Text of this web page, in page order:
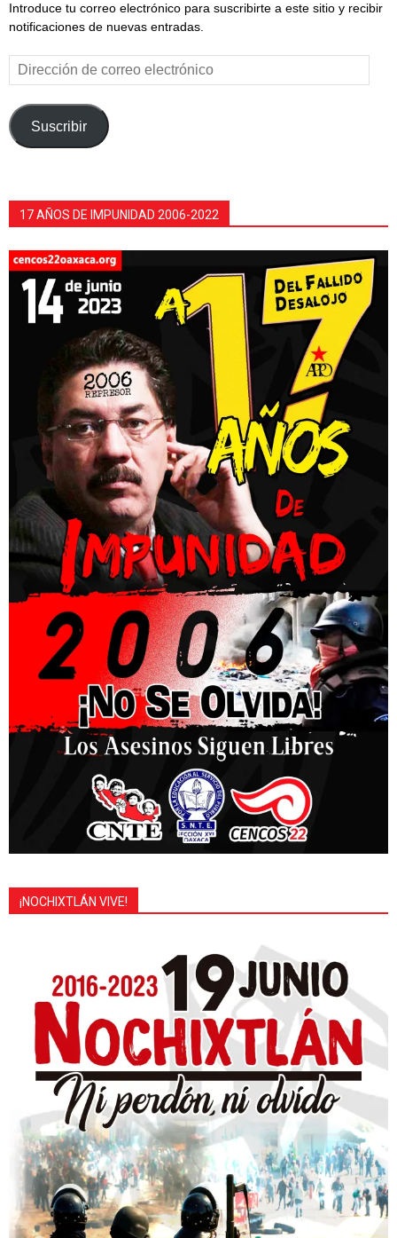
Introduce tu correo electrónico para suscribirte a este sitio y recibir
notificaciones de nuevas entradas.
Dirección
de
correo
electrónico
Suscribir
17 AÑOS DE IMPUNIDAD 2006-2022
¡NOCHIXTLÁN VIVE!